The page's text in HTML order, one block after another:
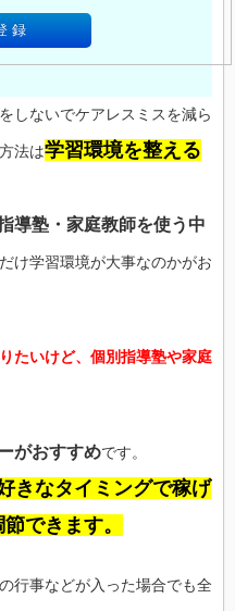
しないでケアレスミスを減ら
法は学習環境を整える
導塾・家庭教師を使う中
け学習環境が大事なのかがお
たいけど、個別指導塾や家庭
がおすすめです。
きなタイミングで稼げ
できます。
行事などが入った場合でも全